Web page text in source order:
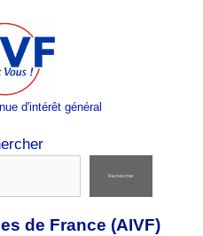
d'intérêt général
Rechercher
de France (AIVF)